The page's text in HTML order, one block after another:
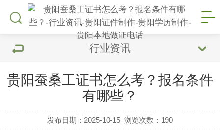
行业资讯
贵阳蚕桑工证书怎么考？报名条件
有哪些？
发布日期：2025-10-15 浏览次数： 190